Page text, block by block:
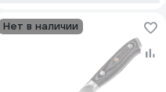
Нет в наличии